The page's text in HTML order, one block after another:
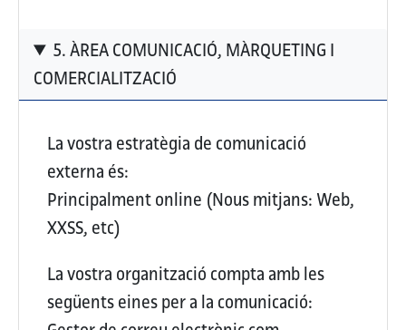
5. ÀREA COMUNICACIÓ, MÀRQUETING I
COMERCIALITZACIÓ
La vostra estratègia de comunicació
externa és:
Principalment online (Nous mitjans: Web,
XXSS, etc)
La vostra organització compta amb les
següents eines per a la comunicació: